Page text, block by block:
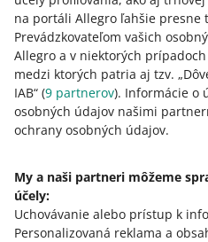
na portáli Allegro ľahšie presne
Prevádzkovateľom vašich
Allegro a v niektorých
medzi ktorých patria aj tzv.
IAB“ (9 partnerov). Informácie o
osobných údajov našimi
ochrany osobných údajov.
My a naši partneri môžeme
účely:
Uchovávanie alebo prístup k
Personalizovaná reklama a
Na kartePodané žiadosti
vašich žiadostí podaných za
Vašu žiadosť spracujeme na
Ak naše údaje nestačia na
určitých situáciách pošleme
uviedol dôvod.
Kupujúci nemôže žiadať o
mene predajcu – predajca to